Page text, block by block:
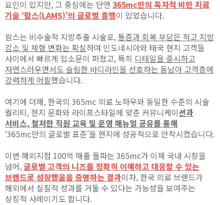
요인이 있지만, 그 중심에는 단연 365mc만의 독자적 비만 치료
기술 ‘람스(LAMS)’의 글로벌 흥행이 있었습니다.
람스는 비수술적 지방추출 시술로, 통증과 회복 부담은 적고 지방
감소 및 체형 변화는 확실하여 인도네시아와 태국 현지 고객들
사이에서 빠르게 입소문이 퍼졌고, 특히 디테일을 중시하고
자연스러우면서도 슬림한 바디라인을 선호하는 동남아 고객층에
강력하게 어필했습니다.
여기에 더해, 한국의 365mc 의료 노하우와 동일한 수준의 시술
퀄리티, 현지 문화와 라이프스타일에 맞춘 커뮤니케이션과
서비스, 철저한 직원 교육 및 운영 매뉴얼 공유를 통해
‘365mc만의 글로벌 표준’을 현지에 성공적으로 안착시켰습니다.
이번 해외지점 100억 매출 돌파는 365mc가 이제 국내 시장을
넘어,글로벌 고객의 니즈를 정확히 이해하고 대응할 수 있는
브랜드로 성장했음을 증명하는 결과이자, 한국 의료 브랜드가
해외에서 실질적 성과를 거둘 수 있다는 가능성을 보여주는
상징적 사례이기도 합니다.